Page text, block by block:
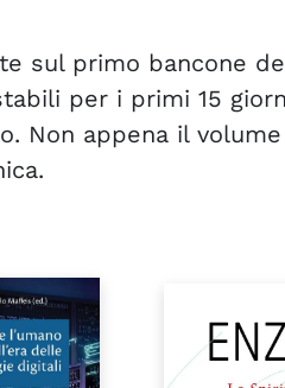
sul primo bancone
per i primi 15
Non appena il